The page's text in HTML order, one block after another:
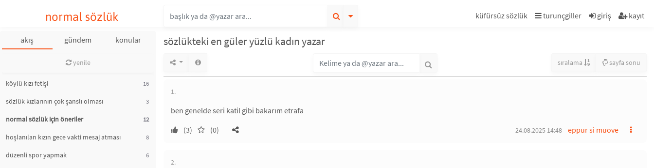
normal sözlük küfürsüz sözlük turunçgiller giriş kayıt
akış gündem konular
yenile
köylü kızı fetişi 16
sözlük kızlarının çok şanslı olması 3
normal sözlük için öneriler 12
hoşlanılan kızın gece vakti mesaj atması 8
düzenli spor yapmak 6
sözlükteki en güler yüzlü kadın yazar
sıralama sayfa sonu
1.
ben genelde seri katil gibi bakarım etrafa
(3)
(0) eppur si muove
24.08.2025 14:48
2.